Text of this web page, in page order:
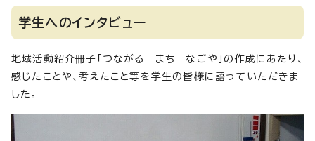
学生へのインタビュー
地域活動紹介冊子「つながる まち なごや」の作成にあたり、
感じたことや、考えたこと等を学生の皆様に語っていただきま
した。